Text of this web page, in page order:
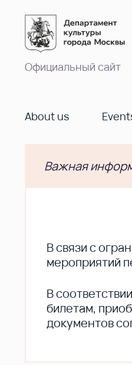
Официальный сайт
About us
Важная
В cвязи с
мероприятий
В
билетам,
документов